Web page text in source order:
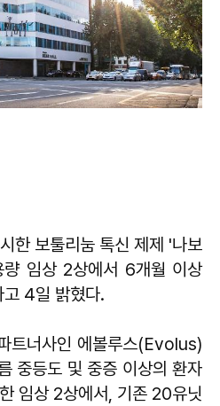
한 보툴리눔 톡신 제제 '나보
임상 2상에서 6개월 이상
고 4일 밝혔다.
트너사인 에볼루스(Evolus)
중등도 및 중증 이상의 환자
임상 2상에서, 기존 20유닛